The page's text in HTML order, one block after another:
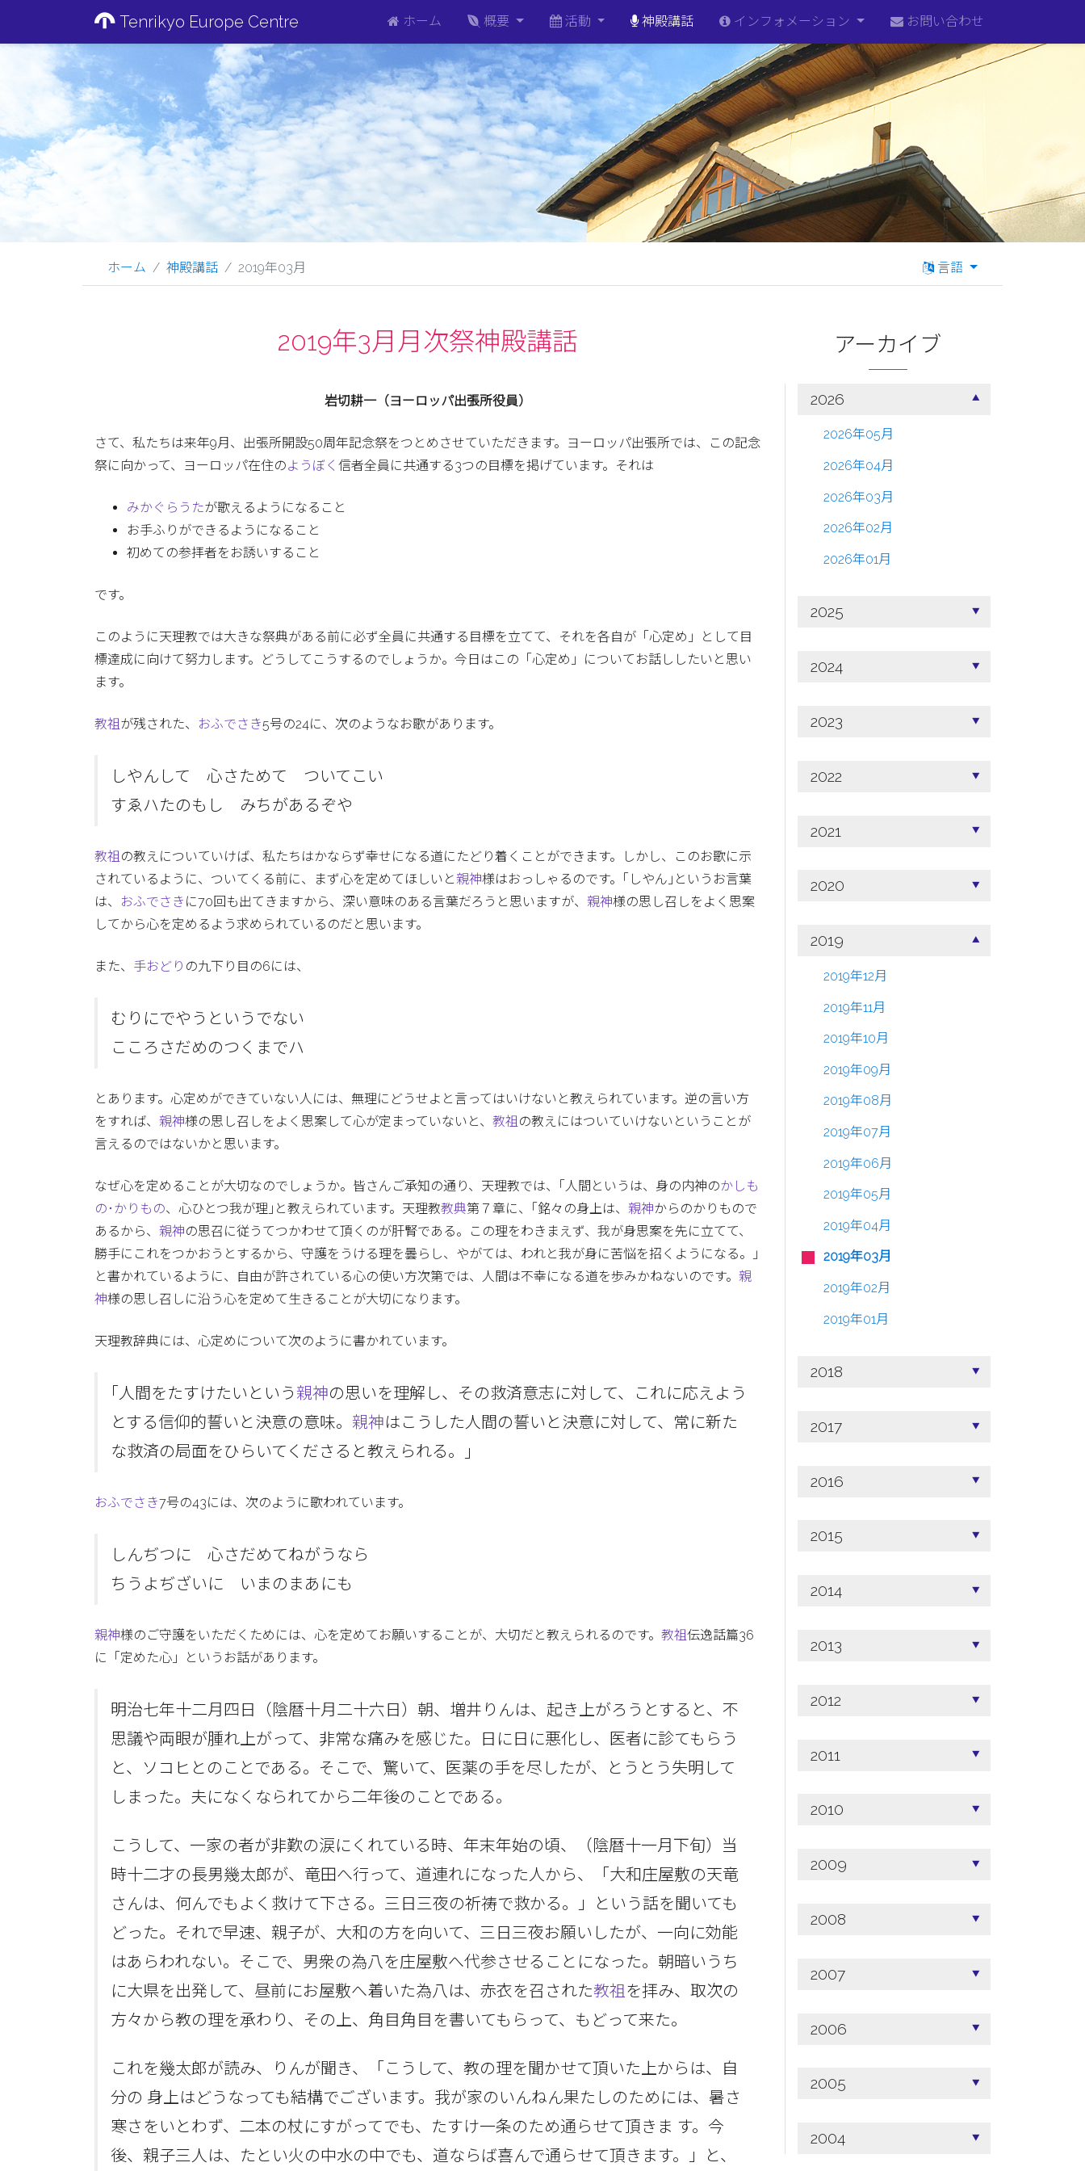
Tenrikyo Europe Centre ホーム 概要 活動 神殿講話 インフォメーション お問い合わせ
言語
ホーム 神殿講話 2019年03月
2019年3月月次祭神殿講話
岩切耕一（ヨーロッパ出張所役員）
さて、私たちは来年9月、出張所開設50周年記念祭をつとめさせていただきます。ヨーロッパ出張所では、この記念
祭に向かって、ヨーロッパ在住のようぼく 信者全員に共通する3つの目標を掲げています。それは
みかぐらうたが歌えるようになること
お手ふりができるようになること
初めての参拝者をお誘いすること
です。
このように天理教では大きな祭典がある前に必ず全員に共通する目標を立てて、それを各自が「心定め」として目
標達成に向けて努力します。どうしてこうするのでしょうか。今日はこの「心定め」についてお話ししたいと思い
ます。
教祖が残された、 おふでさき5号の24に、次のようなお歌があります。
しやんして 心さためて ついてこい
すゑハたのもし みちがあるぞや
教祖 の教えについていけば、私たちはかならず幸せになる道にたどり着くことができます。しかし、このお歌に示
されているように、ついてくる前に、まず心を定めてほしいと親神様はおっしゃるのです。｢しやん｣というお言葉
は、
おふでさき に70回も出てきますから、深い意味のある言葉だろうと思いますが、 親神様の思し召しをよく思案
してから心を定めるよう求められているのだと思います。
また、 手おどり の九下り目の6には、
むりにでやうというでない
こころさだめのつくまでハ
とあります。心定めができていない人には、無理にどうせよと言ってはいけないと教えられています。逆の言い方
をすれば、 親神様の思し召しをよく思案して心が定まっていないと、 教祖 の教えにはついていけないということが
言えるのではないかと思います。
なぜ心を定めることが大切なのでしょうか。皆さんご承知の通り、天理教では、｢人間というは、身の内神のかしも
の･かりもの、心ひとつ我が理｣と教えられています。天理教教典第７章に、｢銘々の身上は、 親神からのかりもので
あるから、 親神の思召に従うてつかわせて頂くのが肝腎である。この理をわきまえず、我が身思案を先に立てて、
勝手にこれをつかおうとするから、守護をうける理を曇らし、やがては、われと我が身に苦悩を招くようになる。｣
と書かれているように、自由が許されている心の使い方次第では、人間は不幸になる道を歩みかねないのです。 親
神様の思し召しに沿う心を定めて生きることが大切になります。
天理教辞典には、心定めについて次のように書かれています。
｢人間をたすけたいという 親神の思いを理解し、その救済意志に対して、これに応えよう
とする信仰的誓いと決意の意味。 親神はこうした人間の誓いと決意に対して、常に新た
な救済の局面をひらいてくださると教えられる。｣
おふでさき7号の43には、次のように歌われています。
しんぢつに 心さだめてねがうなら
ちうよぢざいに いまのまあにも
親神様のご守護をいただくためには、心を定めてお願いすることが、大切だと教えられるのです。 教祖伝逸話篇36
に「定めた心」というお話があります。
明治七年十二月四日（陰暦十月二十六日）朝、増井りんは、起き上がろうとすると、不
思議や両眼が腫れ上がって、非常な痛みを感じた。日に日に悪化し、医者に診てもらう
と、ソコヒとのことである。そこで、驚いて、医薬の手を尽したが、とうとう失明して
しまった。夫になくなられてから二年後のことである。
こうして、一家の者が非歎の涙にくれている時、年末年始の頃、（陰暦十一月下旬）当
時十二才の長男幾太郎が、竜田へ行って、道連れになった人から、「大和庄屋敷の天竜
さんは、何んでもよく救けて下さる。三日三夜の祈祷で救かる。」という話を聞いても
どった。それで早速、親子が、大和の方を向いて、三日三夜お願いしたが、一向に効能
はあらわれない。そこで、男衆の為八を庄屋敷へ代参させることになった。朝暗いうち
に大県を出発して、昼前にお屋敷へ着いた為八は、赤衣を召された教祖を拝み、取次の
方々から教の理を承わり、その上、角目角目を書いてもらって、もどって来た。
これを幾太郎が読み、りんが聞き、「こうして、教の理を聞かせて頂いた上からは、自
分の 身上はどうなっても結構でございます。我が家のいんねん果たしのためには、暑さ
寒さをいとわず、二本の杖にすがってでも、たすけ一条のため通らせて頂きま す。今
後、親子三人は、たとい火の中水の中でも、道ならば喜んで通らせて頂きます。」と、
アーカイブ
2026
2026年05月
2026年04月
2026年03月
2026年02月
2026年01月
2025
2024
2023
2022
2021
2020
2019
2019年12月
2019年11月
2019年10月
2019年09月
2019年08月
2019年07月
2019年06月
2019年05月
2019年04月
2019年03月
2019年02月
2019年01月
2018
2017
2016
2015
2014
2013
2012
2011
2010
2009
2008
2007
2006
2005
2004